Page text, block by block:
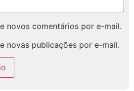
novos comentários por e-mail.
novas publicações por e-mail.